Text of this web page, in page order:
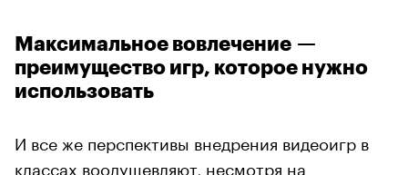
Максимальное вовлечение —
преимущество игр, которое нужно
использовать
И все же перспективы внедрения видеоигр в
классах воодушевляют, несмотря на